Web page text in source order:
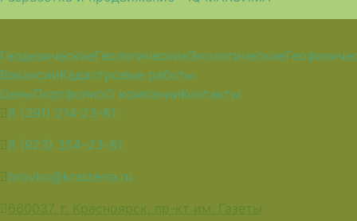
ГеодезическиеГеологическиеЭкологические
ВакансииКадастровые работы
ЦеныПортфолиоО компанииКонтакты
8 (391) 214-23-81
8 (923) 354–23-81
brovko@krasterra.ru
660037, г. Красноярск, пр-кт им. Газеты